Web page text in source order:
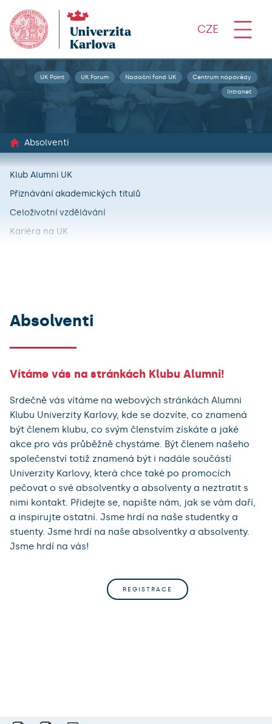
CZE
UK Point UK Forum Nadační fond UK Centrum nápovědy
Intranet
Absolventi
Klub Alumni UK
Přiznávání akademických titulů
Celoživotní vzdělávání
Kariéra na UK
Absolventi
Vítáme vás na stránkách Klubu Alumni!
Srdečně vás vítáme na webových stránkách Alumni
Klubu Univerzity Karlovy, kde se dozvíte, co znamená
být členem klubu, co svým členstvím získáte a jaké
akce pro vás průběžně chystáme. Být členem našeho
společenství totiž znamená být i nadále součástí
Univerzity Karlovy, která chce také po promocích
pečovat o své absolventky a absolventy a neztratit s
nimi kontakt. Přidejte se, napište nám, jak se vám daří,
a inspirujte ostatní. Jsme hrdí na naše studentky a
stuenty. Jsme hrdí na naše absolventky a absolventy.
Jsme hrdí na vás!
REGISTRACE